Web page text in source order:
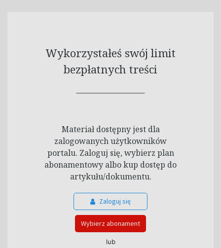
Wykorzystałeś swój limit
bezpłatnych treści
Materiał dostępny jest dla
zalogowanych użytkowników
portalu. Zaloguj się, wybierz plan
abonamentowy albo kup dostęp do
artykułu/dokumentu.
Zaloguj się
Wybierz abonament
lub